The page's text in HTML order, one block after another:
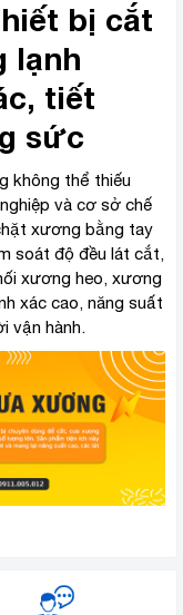
bị cắt
lạnh
tiết
sức
không thể thiếu
và cơ sở chế
xương bằng tay
soát độ đều lát cắt,
xương heo, xương
xác cao, năng suất
vận hành.